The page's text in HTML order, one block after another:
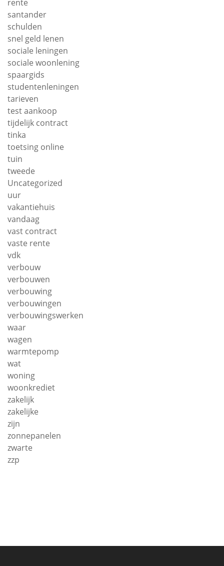
rente
santander
schulden
snel geld lenen
sociale leningen
sociale woonlening
spaargids
studentenleningen
tarieven
test aankoop
tijdelijk contract
tinka
toetsing online
tuin
tweede
Uncategorized
uur
vakantiehuis
vandaag
vast contract
vaste rente
vdk
verbouw
verbouwen
verbouwing
verbouwingen
verbouwingswerken
waar
wagen
warmtepomp
wat
woning
woonkrediet
zakelijk
zakelijke
zijn
zonnepanelen
zwarte
zzp